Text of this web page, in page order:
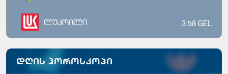
ლუკოილი 3.58 GEL
დღის ჰოროსკოპი